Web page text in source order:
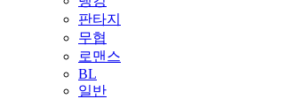
판타지
무협
로맨스
BL
일반